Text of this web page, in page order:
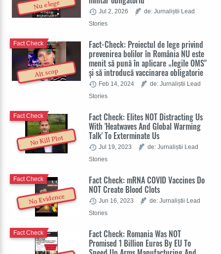
Nu e lege
Jul 2, 2026
de: Jurnaliștii Lead
Stories
Alt scop
Fact-Check: Proiectul de lege privind
prevenirea bolilor în România NU este
menit să pună în aplicare „legile OMS"
și să introducă vaccinarea obligatorie
Fact Check
Feb 14, 2024
de: Jurnaliștii Lead
Stories
No Kill Plot
Fact Check: Elites NOT Distracting Us
With 'Heatwaves And Global Warming
Talk' To Exterminate Us
Fact Check
Jul 19, 2023
de: Jurnaliștii Lead
Stories
No Evidence
Fact Check: mRNA COVID Vaccines Do
NOT Create Blood Clots
Fact Check
Jun 16, 2023
de: Jurnaliștii Lead
Stories
Fact Check: Romania Was NOT
Promised 1 Billion Euros By EU To
Fact Check